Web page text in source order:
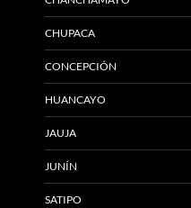
CHUPACA
CONCEPCIÓN
HUANCAYO
JAUJA
JUNÍN
SATIPO